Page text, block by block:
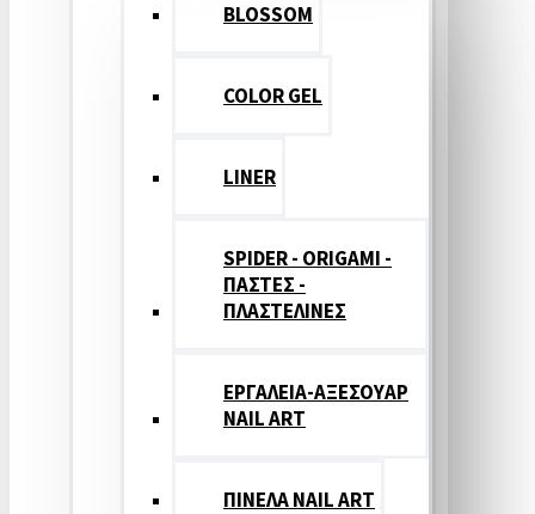
BLOSSOM
COLOR GEL
LINER
SPIDER - ORIGAMI -
ΠΑΣΤΕΣ -
ΠΛΑΣΤΕΛΙΝΕΣ
ΕΡΓΑΛΕΙΑ-ΑΞΕΣΟΥΑΡ
NAIL ART
ΠΙΝΕΛΑ NAIL ART